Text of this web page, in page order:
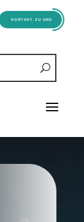
KONTAKT ZU UNS